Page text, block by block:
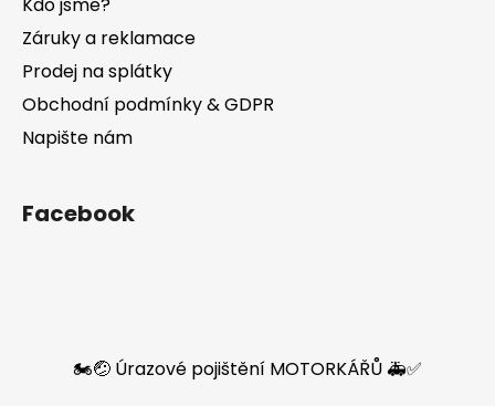
Záruky a reklamace
Prodej na splátky
Obchodní podmínky & GDPR
Napište nám
Facebook
🏍️🤕 Úrazové pojištění MOTORKÁŘŮ 🚑✅